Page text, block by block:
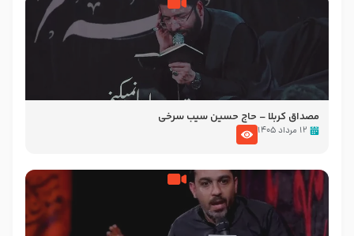
مصداق کربلا – حاج حسین سیب سرخی
۱۲ مرداد ۱۴۰۵